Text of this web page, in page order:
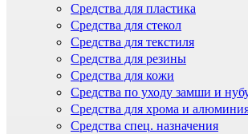
Средства для пластика
Средства для стекол
Средства для текстиля
Средства для резины
Средства для кожи
Средства по уходу замши и
Средства для хрома и
Средства спец. назначения